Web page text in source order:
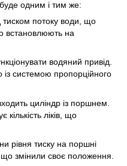
одним і тим же:
потоку води, що
встановлюють на
водяний привід.
системою пропорційного
циліндр із поршнем.
кількість ліків, що
рівня тиску на поршні
що змінили своє положення.